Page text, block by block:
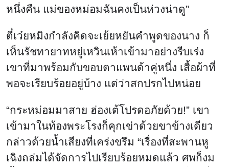
หนึ่งคืน แม่ของหม่อมฉันคงเป็นห่วงน่าดู”
ตี๋เว๋ยหมิงกำลังคิดจะเย้ยหยันคำพูดของนาง ก็
เห็นรัชทายาทหยู่เหวินเห้าเข้ามาอย่างรีบเร่ง
เขาที่มาพร้อมกับขอบตาแพนด้าคู่หนึ่ง เสื้อผ้าที่
พอจะเรียบร้อยอยู่บ้าง แต่ว่าสกปรกไปหน่อย
“กระหม่อมมาสาย ฮ่องเต้โปรดอภัยด้วย!” เขา
เข้ามาในท้องพระโรงก็คุกเข่าด้วยขาข้างเดียว
กล่าวด้วยน้ำเสียงที่เคร่งขรึม “เรื่องที่สะพานหู
เฉิงถล่มได้จัดการไปเรียบร้อยหมดแล้ว ศพก็งม